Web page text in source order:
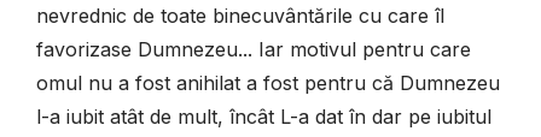
nevrednic de toate binecuvântările cu care îl
favorizase Dumnezeu... Iar motivul pentru care
omul nu a fost anihilat a fost pentru că Dumnezeu
l-a iubit atât de mult, încât L-a dat în dar pe iubitul